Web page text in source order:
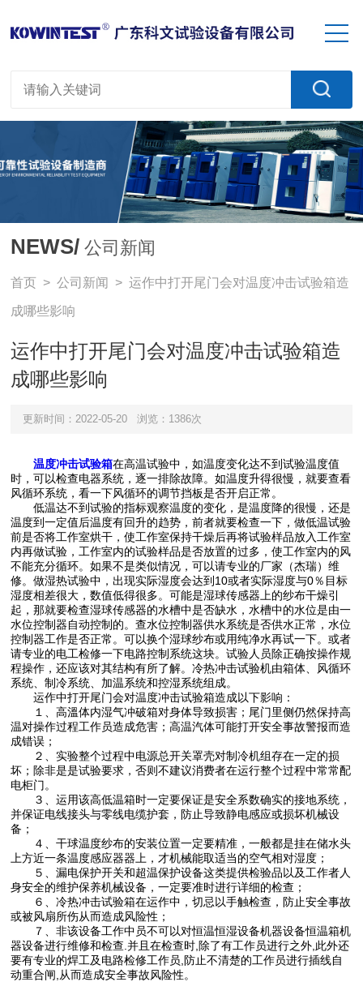
NEWS/ 公司新闻
首页 >公司新闻 > 运作中打开尾门会对温度冲击试验箱造
成哪些影响
运作中打开尾门会对温度冲击试验箱造
成哪些影响
更新时间：2022-05-20 浏览：1386次
温度冲击试验箱在高温试验中，如温度变化达不到试验温度值
时，可以检查电器系统，逐一排除故障。如温度升得很慢，就要查看
风循环系统，看一下风循环的调节挡板是否开启正常。
低温达不到试验的指标观察温度的变化，是温度降的很慢，还是
温度到一定值后温度有回升的趋势，前者就要检查一下，做低温试验
前是否将工作室烘干，使工作室保持干燥后再将试验样品放入工作室
内再做试验，工作室内的试验样品是否放置的过多，使工作室内的风
不能充分循环。如果不是类似情况，可以请专业的厂家（杰瑞）维
修。做湿热试验中，出现实际湿度会达到10或者实际湿度与0％目标
湿度相差很大，数值低得很多。可能是湿球传感器上的纱布干燥引
起，那就要检查湿球传感器的水槽中是否缺水，水槽中的水位是由一
水位控制器自动控制的。查水位控制器供水系统是否供水正常，水位
控制器工作是否正常。可以换个湿球纱布或用纯净水再试一下。或者
请专业的电工检修一下电路控制系统这块。试验人员除正确按操作规
程操作，还应该对其结构有所了解。冷热冲击试验机由箱体、风循环
系统、制冷系统、加温系统和控湿系统组成。
运作中打开尾门会对温度冲击试验箱造成以下影响：
１、高溫体内湿气冲破箱对身体导致损害；尾门里侧仍然保持高
温对操作过程工作员造成危害；高温汽体可能打开安全事故警报而造
成错误；
２、实验整个过程中电源总开关罩壳对制冷机组存在一定的损
坏；除非是是试验要求，否则不建议消费者在运行整个过程中常常配
电柜门。
３、运用该高低温箱时一定要保证是安全系数确实的接地系统，
并保证电线接头与零线电缆护套，防止导致静电感应或损坏机械设
备；
４、干球温度纱布的安装位置一定要精准，一般都是挂在储水头
上方近一条温度感应器器上，才机械能取适当的空气相对湿度；
５、漏电保护开关和超温保护设备这类提供检验品以及工作者人
身安全的维护保养机械设备，一定要准时进行详细的检查；
６、冷热冲击试验箱在运作中，切忌以手触检查，防止安全事故
或被风扇所伤从而造成风险性；
７、非该设备工作中员不可以对恒温恒湿设备机器设备恒温箱机
器设备进行维修和检查.并且在检查时,除了有工作员进行之外,此外还
要有专业的焊工及电路检修工作员,防止不清楚的工作员进行插线自
动重合闸,从而造成安全事故风险性。